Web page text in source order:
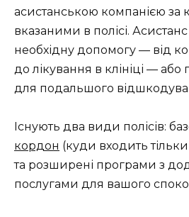
асистанською компанією за
вказаними в полісі. Асистанс
необхідну допомогу — від
до лікування в клініці — або
для подальшого
Існують два види полісів:
кордон (куди входить
та розширені програми з
послугами для вашого